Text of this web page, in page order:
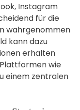
Instagram
für die
wahrgenommen
kann dazu
erhalten
wie
einem zentralen